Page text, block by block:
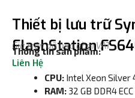
Thiết bị lưu trữ
FlashStation
Liên Hệ
Giá trên đã bao gồm VAT
Thông tin sản phẩm:
CPU: Intel Xeon Silver
RAM: 32 GB DDR4